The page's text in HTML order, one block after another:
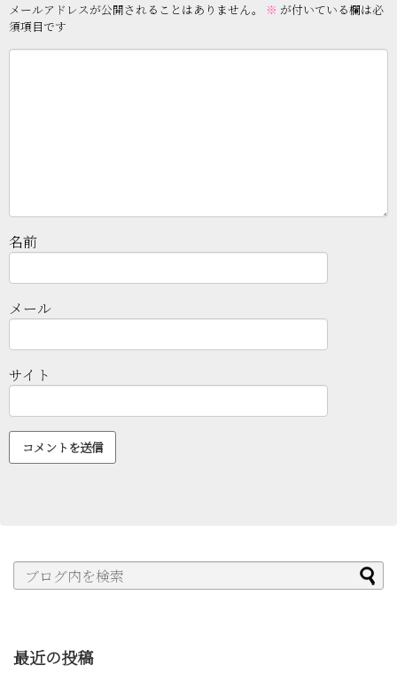
メールアドレスが公開されることはありません。 ※ が付いている欄は必
須項目です
名前
メール
サイト
最近の投稿